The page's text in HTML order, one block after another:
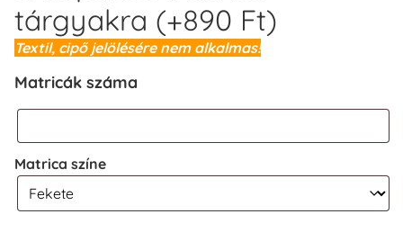
tárgyakra (+890 Ft)
Textil, cipő jelölésére nem alkalmas!
Matricák száma
Matrica színe